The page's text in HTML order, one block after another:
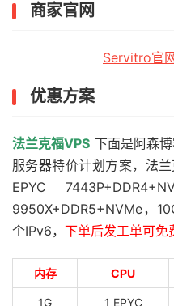
商家官网
Servitro官
优惠方案
法兰克福VPS 下面是阿森
服务器特价计划方案，法
EPYC
9950X+DDR5+NVMe，
个IPv6， 下单后发工单可免
内存 CPU
1G 1 EPYC